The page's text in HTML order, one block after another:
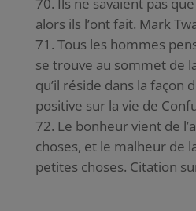
alors ils l’ont fait. Mark
Tous les hommes
se trouve au sommet de
qu’il réside dans la façon
positive sur la vie de
Le bonheur vient de
choses, et le malheur de
petites choses. Citation